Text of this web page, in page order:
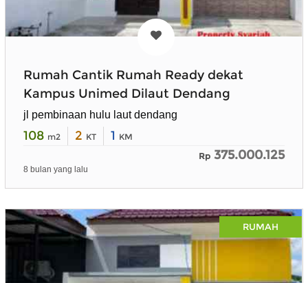
Rumah Cantik Rumah Ready dekat
Kampus Unimed Dilaut Dendang
jl pembinaan hulu laut dendang
108 m2 2 KT 1 KM
Rp 375.000.125
8 bulan yang lalu
RUMAH